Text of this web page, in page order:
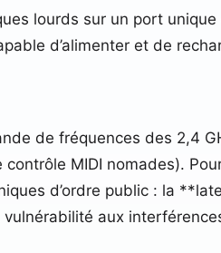
lourds sur un port
d’alimenter et de
de fréquences des 2,4
MIDI nomades).
d’ordre public : la
aux